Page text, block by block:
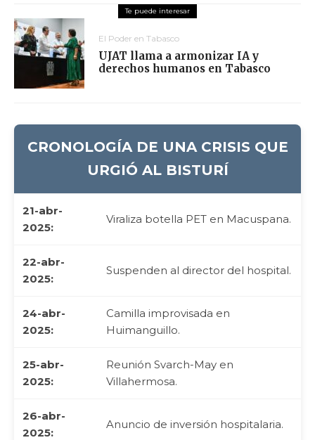
El Poder en Tabasco
UJAT llama a armonizar IA y
derechos humanos en Tabasco
CRONOLOGÍA DE UNA CRISIS QUE
URGIÓ AL BISTURÍ
21-abr-
2025:
Viraliza botella PET en Macuspana.
22-abr-
2025:
Suspenden al director del hospital.
24-abr-
2025:
Camilla improvisada en
Huimanguillo.
25-abr-
2025:
Reunión Svarch-May en
Villahermosa.
26-abr-
2025:
Anuncio de inversión hospitalaria.